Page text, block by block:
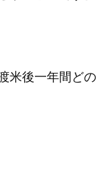
米後一年間どの